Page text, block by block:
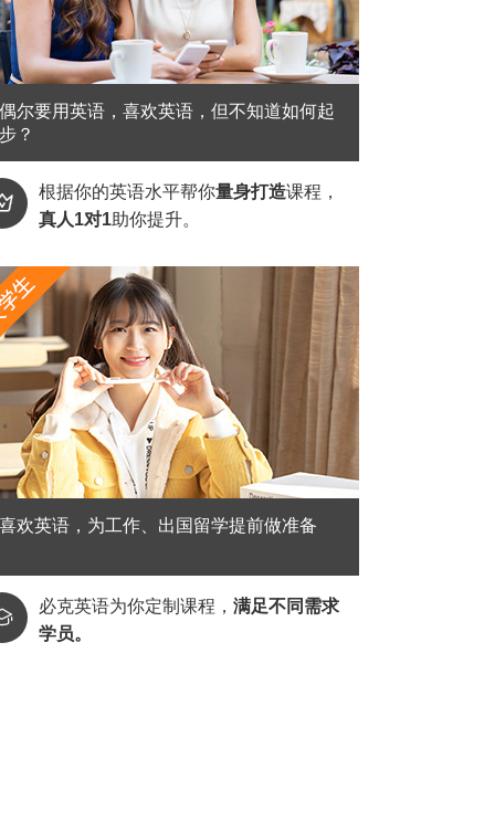
尔要用英语，喜欢英语，但不知道如何起
？
根据你的英语水平帮你量身打造课程，
真人1对1助你提升。
欢英语，为工作、出国留学提前做准备
必克英语为你定制课程， 满足不同需求
学员。